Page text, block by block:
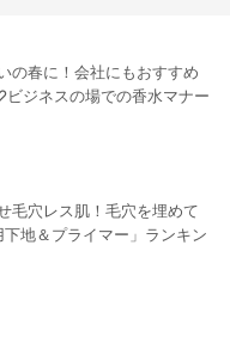
の春に！会社にもおすすめ
ジネスの場での香水マナー
毛穴レス肌！毛穴を埋めて
地＆プライマー」ランキン